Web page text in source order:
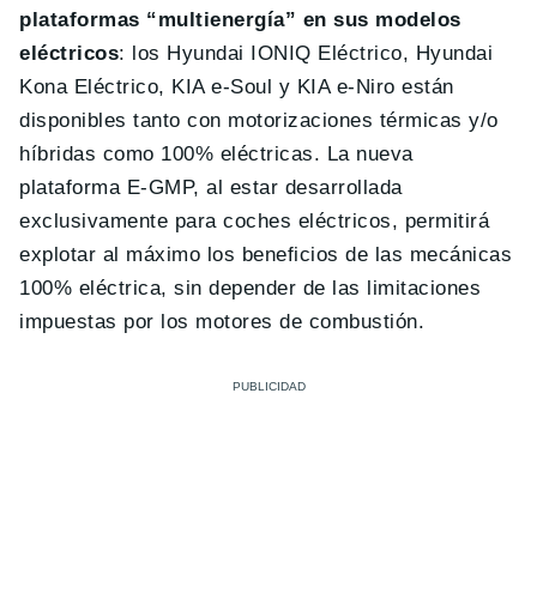
plataformas “multienergía” en sus modelos
eléctricos: los Hyundai IONIQ Eléctrico, Hyundai
Kona Eléctrico, KIA e-Soul y KIA e-Niro están
disponibles tanto con motorizaciones térmicas y/o
híbridas como 100% eléctricas. La nueva
plataforma E-GMP, al estar desarrollada
exclusivamente para coches eléctricos, permitirá
explotar al máximo los beneficios de las mecánicas
100% eléctrica, sin depender de las limitaciones
impuestas por los motores de combustión.